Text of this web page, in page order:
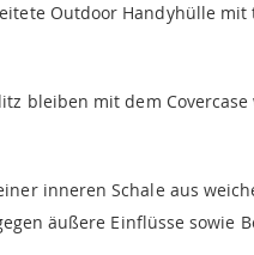
Outdoor Handyhülle mit
bleiben mit dem
inneren Schale aus
äußere Einflüsse sowie